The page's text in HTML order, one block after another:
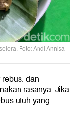
Foto: Andi Annisa
dan
rasanya. Jika
utuh yang